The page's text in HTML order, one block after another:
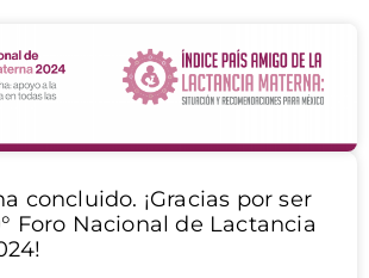
concluido. ¡Gracias por ser
Foro Nacional de Lactancia